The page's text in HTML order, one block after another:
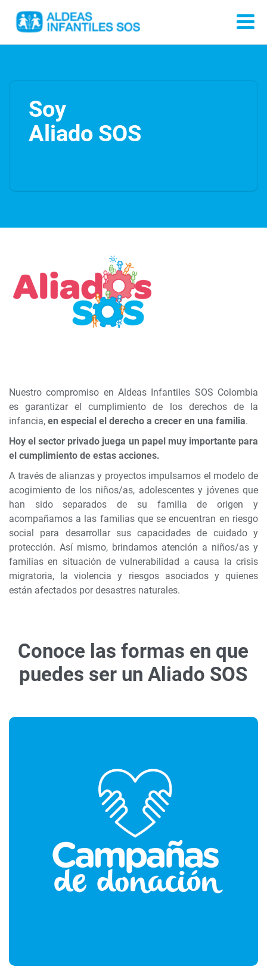
Soy
Aliado SOS
Nuestro compromiso en Aldeas Infantiles SOS Colombia
es garantizar el cumplimiento de los derechos de la
infancia, en especial el derecho a crecer en una familia.
Hoy el sector privado juega un papel muy importante para
el cumplimiento de estas acciones.
A través de alianzas y proyectos impulsamos el modelo de
acogimiento de los niños/as, adolescentes y jóvenes que
han sido separados de su familia de origen y
acompañamos a las familias que se encuentran en riesgo
social para desarrollar sus capacidades de cuidado y
protección. Así mismo, brindamos atención a niños/as y
familias en situación de vulnerabilidad a causa la crisis
migratoria, la violencia y riesgos asociados y quienes
están afectados por desastres naturales.
Conoce las formas en que
puedes ser un Aliado SOS